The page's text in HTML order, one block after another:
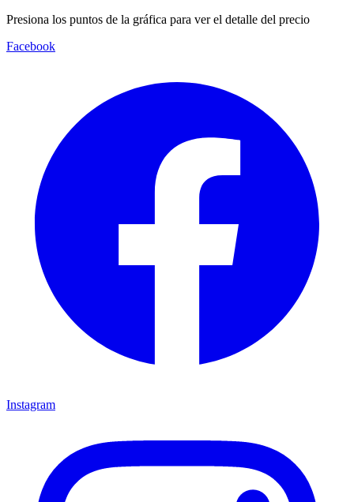
Presiona los puntos de la gráfica para ver el detalle del precio
Facebook
Instagram